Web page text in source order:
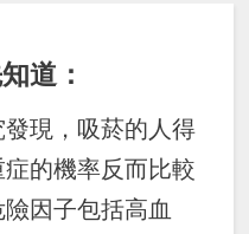
道：
現，吸菸的人得
的機率反而比較
因子包括高血